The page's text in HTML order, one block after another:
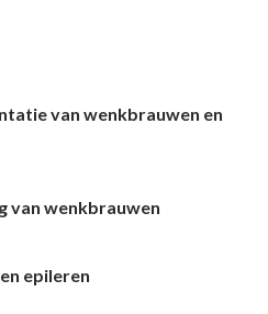
van wenkbrauwen en
van wenkbrauwen
epileren